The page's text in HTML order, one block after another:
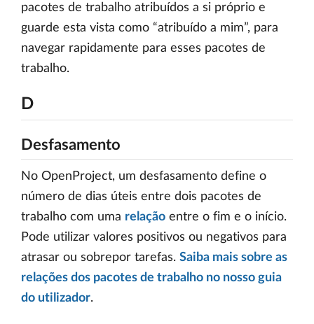
pacotes de trabalho atribuídos a si próprio e
guarde esta vista como “atribuído a mim”, para
navegar rapidamente para esses pacotes de
trabalho.
D
Desfasamento
No OpenProject, um desfasamento define o
número de dias úteis entre dois pacotes de
trabalho com uma relação entre o fim e o início.
Pode utilizar valores positivos ou negativos para
atrasar ou sobrepor tarefas. Saiba mais sobre as
relações dos pacotes de trabalho no nosso guia
do utilizador.